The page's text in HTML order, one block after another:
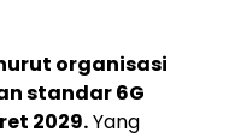
organisasi
standar 6G
2029.Yang